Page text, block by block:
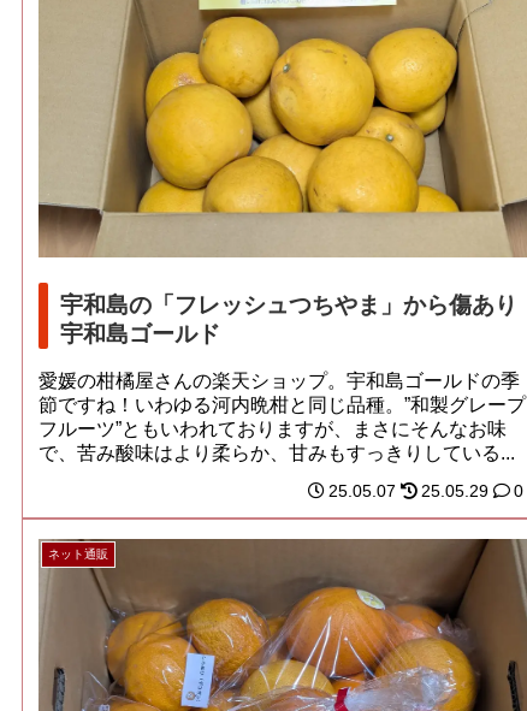
宇和島の「フレッシュつちやま」から傷あり
宇和島ゴールド
愛媛の柑橘屋さんの楽天ショップ。宇和島ゴールドの季
節ですね！いわゆる河内晩柑と同じ品種。”和製グレープ
フルーツ”ともいわれておりますが、まさにそんなお味
で、苦み酸味はより柔らか、甘みもすっきりしている...
25.05.07 25.05.29 0
ネット通販